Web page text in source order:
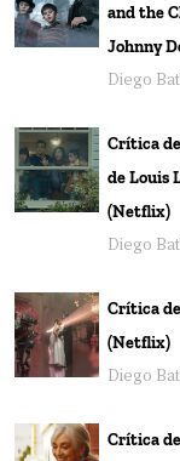
and the
Johnny
Diego
Crítica
de Louis
(Netflix)
Diego
Crítica
(Netflix)
Diego
Crítica